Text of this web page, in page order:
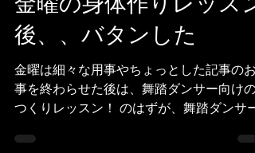
24 juin 2019
3 min de lecture
金曜の身体作りレッスン
後、、バタンした
金曜は細々な用事やちょっとした記事のお
つくりレッスン！ のはずが、舞踏ダンサー